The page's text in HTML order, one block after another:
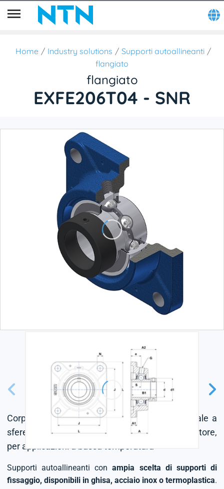
Home Industry solutions
Supporti autoallineanti
flangiato
flangiato
EXFE206T04 - SNR
Corpo esterno in ghisa, cuscinetto-inserto radiale a
sfere con anello eccentrico, tenuta con deflettore,
per applicazioni a bassa temperatura
Supporti autoallineanti conampia scelta di supporti di
fissaggio, disponibili in ghisa, acciaio inox o termoplastica.